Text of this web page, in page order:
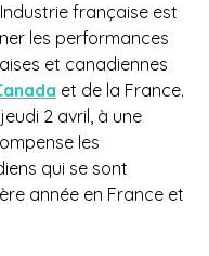
française est
les performances
et canadiennes
et de la France.
2 avril, à une
les
qui se sont
année en France et